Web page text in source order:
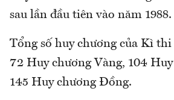
sau lần đầu tiên vào năm 1988.
Tổng số huy chương của Kì
72 Huy chương Vàng, 104
145 Huy chương Đồng.